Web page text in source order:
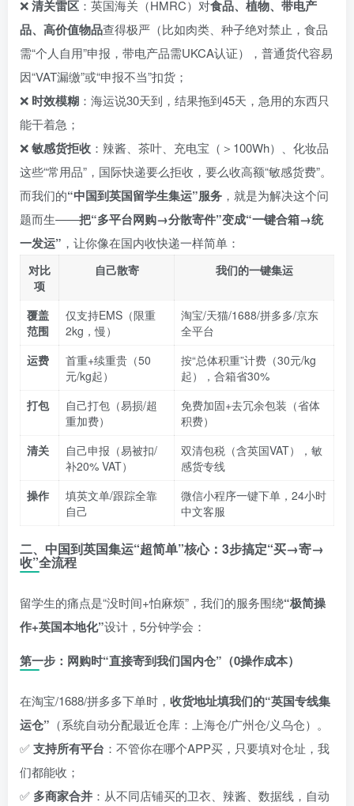
❌清关雷区 ：英国海关（HMRC）对食品、植物、带电产
品、高价值物品查得极严（比如肉类、种子绝对禁止，食品
需“个人自用”申报，带电产品需UKCA认证），普通货代容易
因“VAT漏缴”或“申报不当”扣货；
❌ 时效模糊 ：海运说30天到，结果拖到45天，急用的东西只
能干着急；
❌敏感货拒收 ：辣酱、茶叶、充电宝（＞100Wh）、化妆品
这些“常用品”，国际快递要么拒收，要么收高额“敏感货费”。
而我们的“中国到英国留学生集运”服务 ，就是为解决这个问
题而生——把“多平台网购→分散寄件”变成“一键合箱→统
一发运” ，让你像在国内收快递一样简单：
对比
项
自己散寄 我们的一键集运
覆盖
范围
仅支持EMS（限重
2kg，慢）
淘宝/天猫/1688/拼多多/京东
全平台
运费
首重+续重贵（50
元/kg起）
按“总体积重”计费（30元/kg
起），合箱省30%
打包
自己打包（易损/超
重加费）
免费加固+去冗余包装（省体
积费）
清关
自己申报（易被扣/
补20% VAT）
双清包税（含英国VAT），敏
感货专线
操作
填英文单/跟踪全靠
自己
微信小程序一键下单，24小时
中文客服
二、中国到英国集运“超简单”核心：3步搞定“买→寄→
收”全流程
留学生的痛点是“没时间+怕麻烦”，我们的服务围绕“极简操
作+英国本地化”设计，5分钟学会：
第一步：网购时“直接寄到我们国内仓”（0操作成本）
在淘宝/1688/拼多多下单时， 收货地址填我们的“英国专线集
运仓” （系统自动分配最近仓库：上海仓/广州仓/义乌仓）。
✅支持所有平台 ：不管你在哪个APP买，只要填对仓址，我
们都能收；
✅ 多商家合并 ：从不同店铺买的卫衣、辣酱、数据线，自动